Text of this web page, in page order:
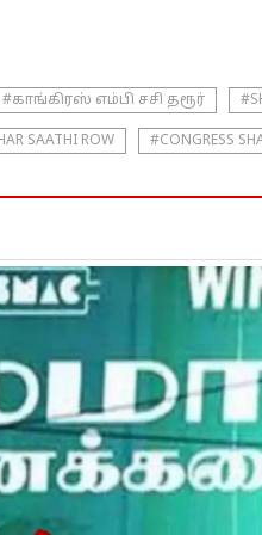
#காங்கிரஸ் எம்பி சசி தரூர்
SAATHI ROW #CONGRESS